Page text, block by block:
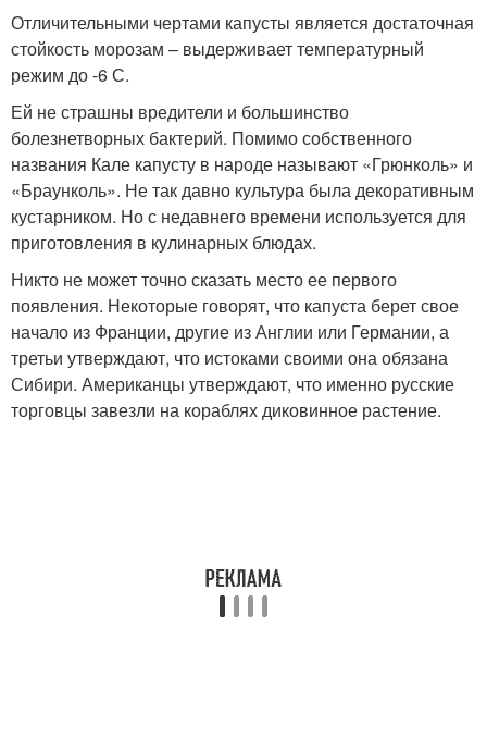
Отличительными чертами капусты является достаточная
стойкость морозам – выдерживает температурный
режим до -6 С.
Ей не страшны вредители и большинство
болезнетворных бактерий. Помимо собственного
названия Кале капусту в народе называют «Грюнколь» и
«Браунколь». Не так давно культура была декоративным
кустарником. Но с недавнего времени используется для
приготовления в кулинарных блюдах.
Никто не может точно сказать место ее первого
появления. Некоторые говорят, что капуста берет свое
начало из Франции, другие из Англии или Германии, а
третьи утверждают, что истоками своими она обязана
Сибири. Американцы утверждают, что именно русские
торговцы завезли на кораблях диковинное растение.